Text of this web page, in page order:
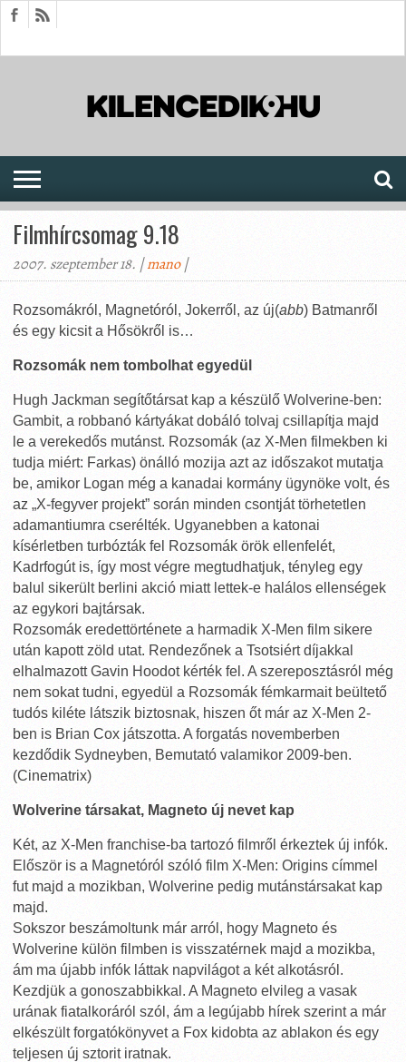
Filmhírcsomag 9.18
2007. szeptember 18. |mano|
Rozsomákról, Magnetóról, Jokerről, az új(abb) Batmanről
és egy kicsit a Hősökről is…
Rozsomák nem tombolhat egyedül
Hugh Jackman segítőtársat kap a készülő Wolverine-ben:
Gambit, a robbanó kártyákat dobáló tolvaj csillapítja majd
le a verekedős mutánst. Rozsomák (az X-Men filmekben ki
tudja miért: Farkas) önálló mozija azt az időszakot mutatja
be, amikor Logan még a kanadai kormány ügynöke volt, és
az „X-fegyver projekt” során minden csontját törhetetlen
adamantiumra cserélték. Ugyanebben a katonai
kísérletben turbózták fel Rozsomák örök ellenfelét,
Kadrfogút is, így most végre megtudhatjuk, tényleg egy
balul sikerült berlini akció miatt lettek-e halálos ellenségek
az egykori bajtársak.
Rozsomák eredettörténete a harmadik X-Men film sikere
után kapott zöld utat. Rendezőnek a Tsotsiért díjakkal
elhalmazott Gavin Hoodot kérték fel. A szereposztásról még
nem sokat tudni, egyedül a Rozsomák fémkarmait beültető
tudós kiléte látszik biztosnak, hiszen őt már az X-Men 2-
ben is Brian Cox játszotta. A forgatás novemberben
kezdődik Sydneyben, Bemutató valamikor 2009-ben.
(Cinematrix)
Wolverine társakat, Magneto új nevet kap
Két, az X-Men franchise-ba tartozó filmről érkeztek új infók.
Először is a Magnetóról szóló film X-Men: Origins címmel
fut majd a mozikban, Wolverine pedig mutánstársakat kap
majd.
Sokszor beszámoltunk már arról, hogy Magneto és
Wolverine külön filmben is visszatérnek majd a mozikba,
ám ma újabb infók láttak napvilágot a két alkotásról.
Kezdjük a gonoszabbikkal. A Magneto elvileg a vasak
urának fiatalkoráról szól, ám a legújabb hírek szerint a már
elkészült forgatókönyvet a Fox kidobta az ablakon és egy
teljesen új sztorit iratnak.